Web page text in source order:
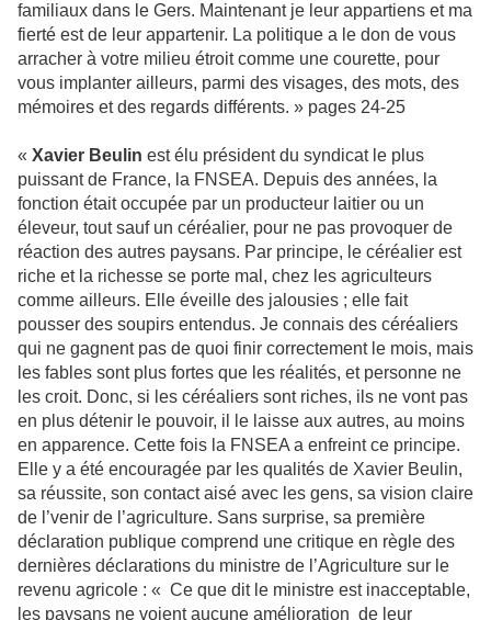
familiaux dans le Gers. Maintenant je leur appartiens et ma
fierté est de leur appartenir. La politique a le don de vous
arracher à votre milieu étroit comme une courette, pour
vous implanter ailleurs, parmi des visages, des mots, des
mémoires et des regards différents. » pages 24-25
« Xavier Beulin est élu président du syndicat le plus
puissant de France, la FNSEA. Depuis des années, la
fonction était occupée par un producteur laitier ou un
éleveur, tout sauf un céréalier, pour ne pas provoquer de
réaction des autres paysans. Par principe, le céréalier est
riche et la richesse se porte mal, chez les agriculteurs
comme ailleurs. Elle éveille des jalousies ; elle fait
pousser des soupirs entendus. Je connais des céréaliers
qui ne gagnent pas de quoi finir correctement le mois, mais
les fables sont plus fortes que les réalités, et personne ne
les croit. Donc, si les céréaliers sont riches, ils ne vont pas
en plus détenir le pouvoir, il le laisse aux autres, au moins
en apparence. Cette fois la FNSEA a enfreint ce principe.
Elle y a été encouragée par les qualités de Xavier Beulin,
sa réussite, son contact aisé avec les gens, sa vision claire
de l’venir de l’agriculture. Sans surprise, sa première
déclaration publique comprend une critique en règle des
dernières déclarations du ministre de l’Agriculture sur le
revenu agricole : « Ce que dit le ministre est inacceptable,
les paysans ne voient aucune amélioration de leur